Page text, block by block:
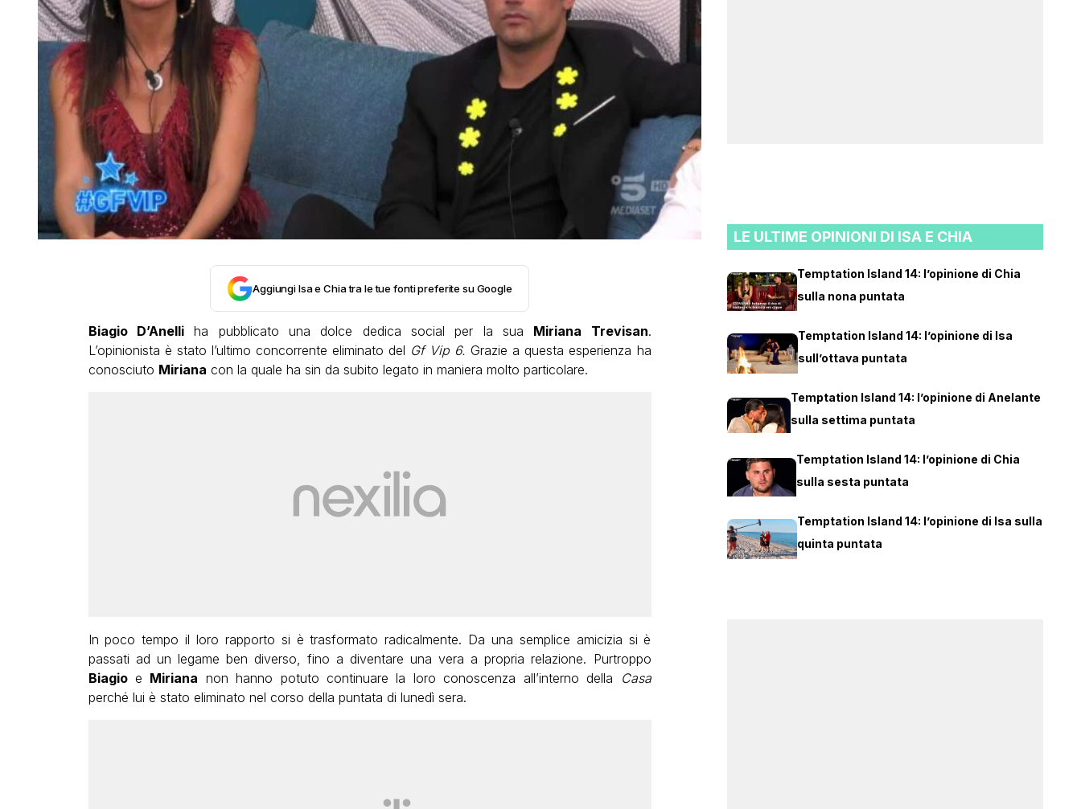
Aggiungi Isa e Chia tra le tue fonti preferite su Google
Biagio D’Anelliha pubblicato una dolce dedica social per la sua Miriana Trevisan.
L’opinionista è stato l’ultimo concorrente eliminato del Gf Vip 6. Grazie a questa esperienza ha
conosciuto Miriana con la quale ha sin da subito legato in maniera molto particolare.
In poco tempo il loro rapporto si è trasformato radicalmente. Da una semplice amicizia si è
passati ad un legame ben diverso, fino a diventare una vera a propria relazione. Purtroppo
Biagioe Miriana non hanno potuto continuare la loro conoscenza all’interno della
Casa
perché lui è stato eliminato nel corso della puntata di lunedì sera.
LE ULTIME OPINIONI DI ISA E CHIA
Temptation Island 14: l’opinione di Chia
sulla nona puntata
Temptation Island 14: l’opinione di Isa
sull’ottava puntata
Temptation Island 14: l’opinione di Anelante
sulla settima puntata
Temptation Island 14: l’opinione di Chia
sulla sesta puntata
Temptation Island 14: l’opinione di Isa sulla
quinta puntata